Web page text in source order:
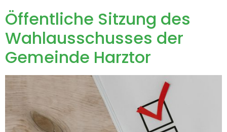
Öffentliche Sitzung des
Wahlausschusses der
Gemeinde Harztor